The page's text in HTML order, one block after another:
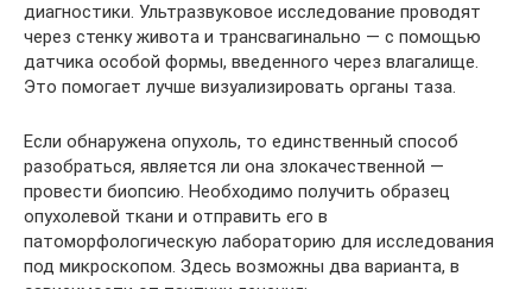
диагностики. Ультразвуковое исследование проводят
через стенку живота и трансвагинально — с помощью
датчика особой формы, введенного через влагалище.
Это помогает лучше визуализировать органы таза.
Если обнаружена опухоль, то единственный способ
разобраться, является ли она злокачественной —
провести биопсию. Необходимо получить образец
опухолевой ткани и отправить его в
патоморфологическую лабораторию для исследования
под микроскопом. Здесь возможны два варианта, в